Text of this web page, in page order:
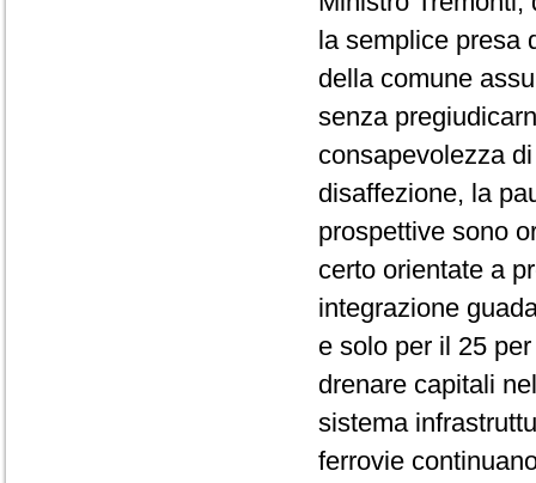
la semplice presa
della comune
senza
consapevolezza
disaffezione, la
prospettive sono
certo orientate a
integrazione
e solo per il 25
drenare capitali
sistema
ferrovie